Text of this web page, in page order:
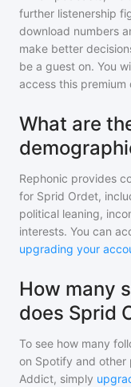
further listenership
download numbers
make better
be a guest on. You
access this premium
What are
Rephonic provides
for Sprid Ordet,
political leaning,
interests. You can
upgrading your
How many
does Sprid
To see how many
on Spotify and other
Addict, simply